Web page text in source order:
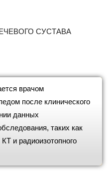
СУСТАВА
врачом
после клинического
данных
таких как
и радиоизотопного